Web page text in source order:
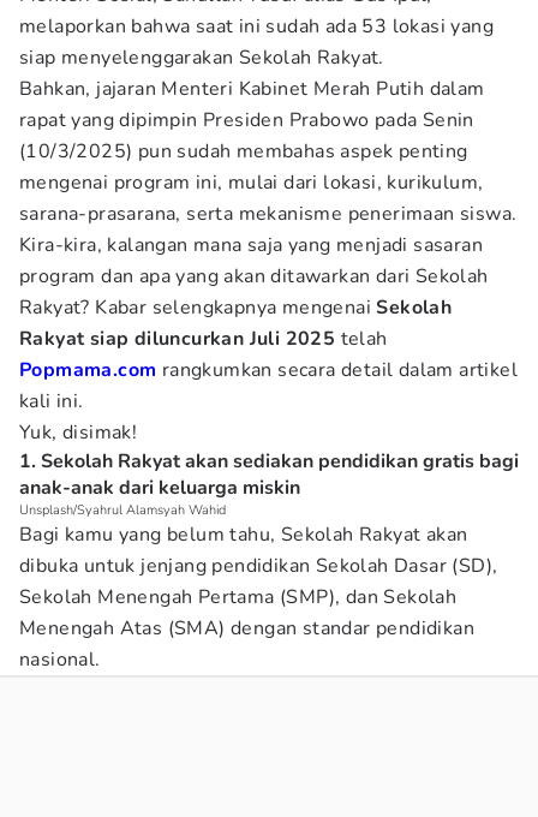
melaporkan bahwa saat ini sudah ada 53 lokasi yang
siap menyelenggarakan Sekolah Rakyat.
Bahkan, jajaran Menteri Kabinet Merah Putih dalam
rapat yang dipimpin Presiden Prabowo pada Senin
(10/3/2025) pun sudah membahas aspek penting
mengenai program ini, mulai dari lokasi, kurikulum,
sarana-prasarana, serta mekanisme penerimaan siswa.
Kira-kira, kalangan mana saja yang menjadi sasaran
program dan apa yang akan ditawarkan dari Sekolah
Rakyat? Kabar selengkapnya mengenaiSekolah
Rakyat siap diluncurkan Juli 2025 telah
Popmama.com rangkumkan secara detail dalam artikel
kali ini.
Yuk, disimak!
1. Sekolah Rakyat akan sediakan pendidikan gratis bagi
anak-anak dari keluarga miskin
Unsplash/Syahrul Alamsyah Wahid
Bagi kamu yang belum tahu, Sekolah Rakyat akan
dibuka untuk jenjang pendidikan Sekolah Dasar (SD),
Sekolah Menengah Pertama (SMP), dan Sekolah
Menengah Atas (SMA) dengan standar pendidikan
nasional.